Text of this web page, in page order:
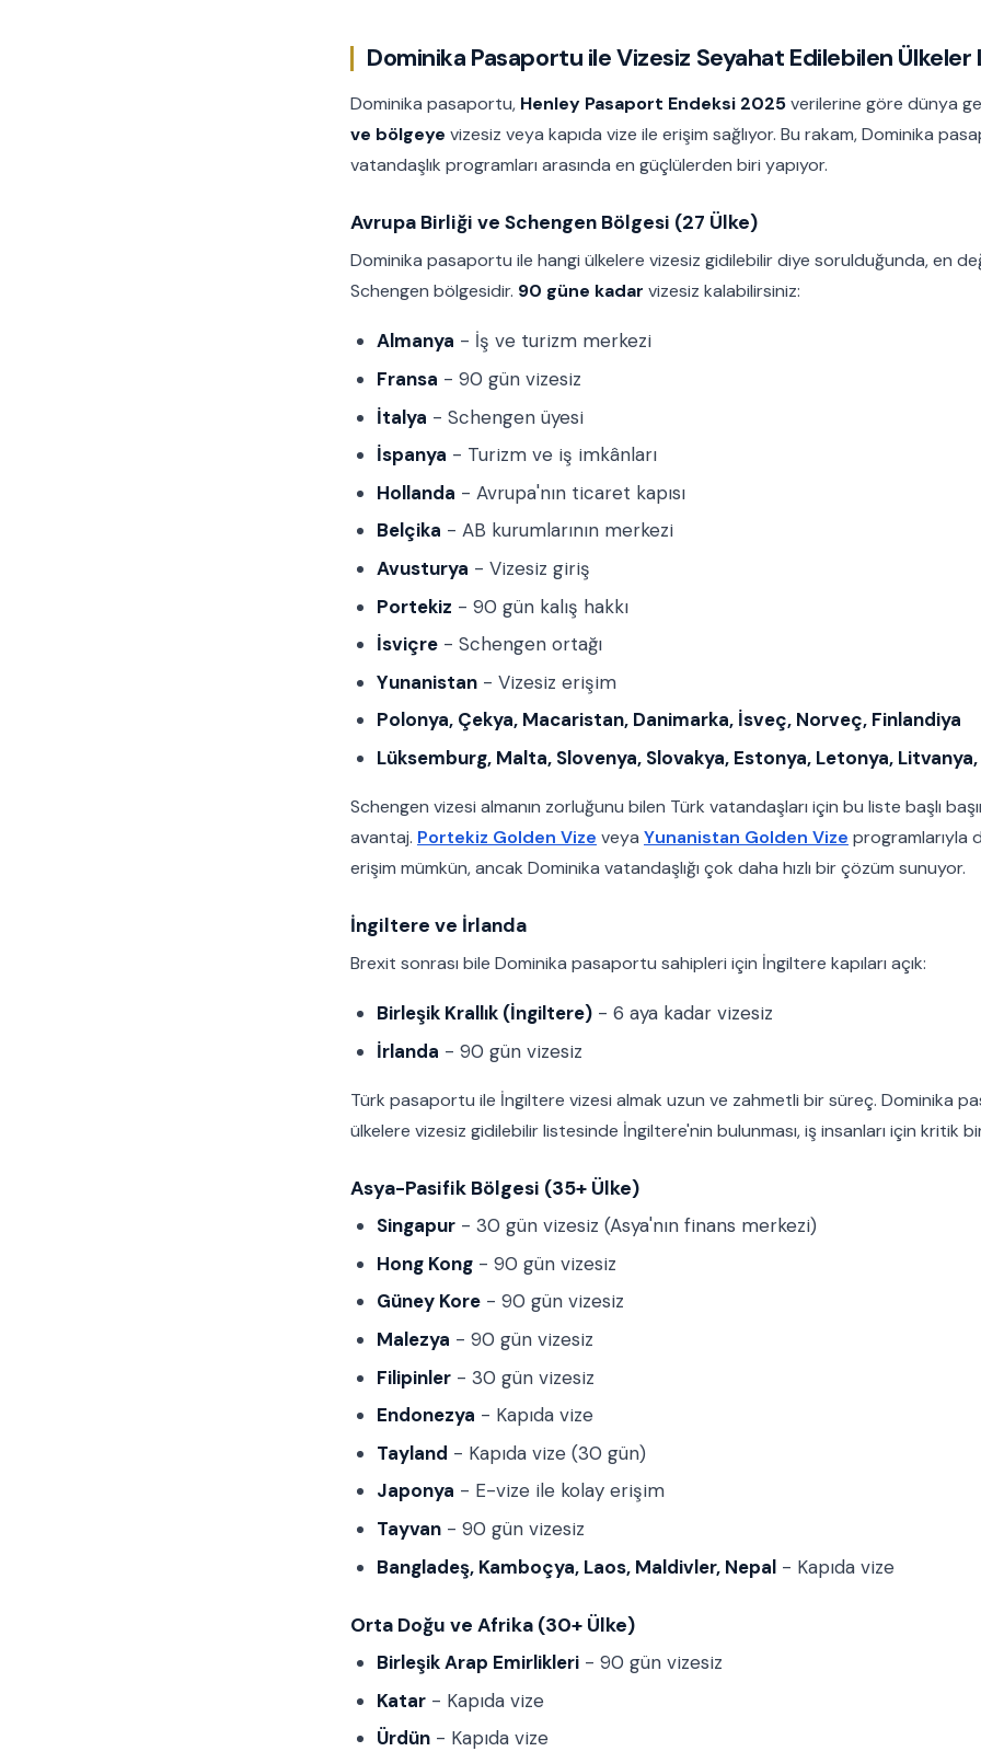
Dominika Pasaportu ile Vizesiz Seyahat Edilebilen Ülkeler
Dominika pasaportu, Henley Pasaport Endeksi 2025verilerine göre dünya
ve bölgeye vizesiz veya kapıda vize ile erişim sağlıyor. Bu rakam, Dominika
vatandaşlık programları arasında en güçlülerden biri yapıyor.
Avrupa Birliği ve Schengen Bölgesi (27 Ülke)
Dominika pasaportu ile hangi ülkelere vizesiz gidilebilir diye sorulduğunda, en
Schengen bölgesidir. 90 güne kadar vizesiz kalabilirsiniz:
Almanya - İş ve turizm merkezi
Fransa - 90 gün vizesiz
İtalya - Schengen üyesi
İspanya - Turizm ve iş imkânları
Hollanda - Avrupa'nın ticaret kapısı
Belçika - AB kurumlarının merkezi
Avusturya - Vizesiz giriş
Portekiz - 90 gün kalış hakkı
İsviçre - Schengen ortağı
Yunanistan - Vizesiz erişim
Polonya, Çekya, Macaristan, Danimarka, İsveç, Norveç, Finlandiya
Lüksemburg, Malta, Slovenya, Slovakya, Estonya, Letonya,
Schengen vizesi almanın zorluğunu bilen Türk vatandaşları için bu liste başlı
avantaj. Portekiz Golden Vize veya Yunanistan Golden Vize programlarıyla
erişim mümkün, ancak Dominika vatandaşlığı çok daha hızlı bir çözüm sunuyor.
İngiltere ve İrlanda
Brexit sonrası bile Dominika pasaportu sahipleri için İngiltere kapıları açık:
Birleşik Krallık (İngiltere) - 6 aya kadar vizesiz
İrlanda - 90 gün vizesiz
Türk pasaportu ile İngiltere vizesi almak uzun ve zahmetli bir süreç. Dominika
ülkelere vizesiz gidilebilir listesinde İngiltere'nin bulunması, iş insanları için kritik
Asya-Pasifik Bölgesi (35+ Ülke)
Singapur - 30 gün vizesiz (Asya'nın finans merkezi)
Hong Kong - 90 gün vizesiz
Güney Kore - 90 gün vizesiz
Malezya - 90 gün vizesiz
Filipinler - 30 gün vizesiz
Endonezya - Kapıda vize
Tayland - Kapıda vize (30 gün)
Japonya - E-vize ile kolay erişim
Tayvan - 90 gün vizesiz
Bangladeş, Kamboçya, Laos, Maldivler, Nepal - Kapıda vize
Orta Doğu ve Afrika (30+ Ülke)
Birleşik Arap Emirlikleri - 90 gün vizesiz
Katar - Kapıda vize
Ürdün - Kapıda vize